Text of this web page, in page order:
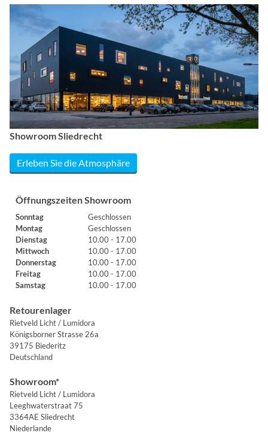
Showroom Sliedrecht
Erleben Sie die Atmosphäre
Öffnungszeiten Showroom
Sonntag
Geschlossen
Montag
Geschlossen
Dienstag
10.00 - 17.00
Mittwoch
10.00 - 17.00
Donnerstag
10.00 - 17.00
Freitag
10.00 - 17.00
Samstag
10.00 - 17.00
Retourenlager
Rietveld Licht / Lumidora
Königsborner Strasse 26a
39175 Biederitz
Deutschland
Showroom*
Rietveld Licht / Lumidora
Leeghwaterstraat 75
3364AE Sliedrecht
Niederlande